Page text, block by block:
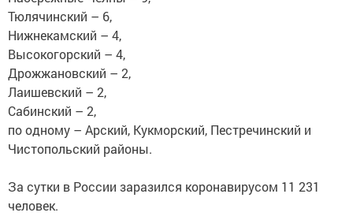
Тюлячинский – 6,
Нижнекамский – 4,
Высокогорский – 4,
Дрожжановский – 2,
Лаишевский – 2,
Сабинский – 2,
по одному – Арский, Кукморский, Пестречинский и
Чистопольский районы.
За сутки в России заразился коронавирусом 11 231
человек.